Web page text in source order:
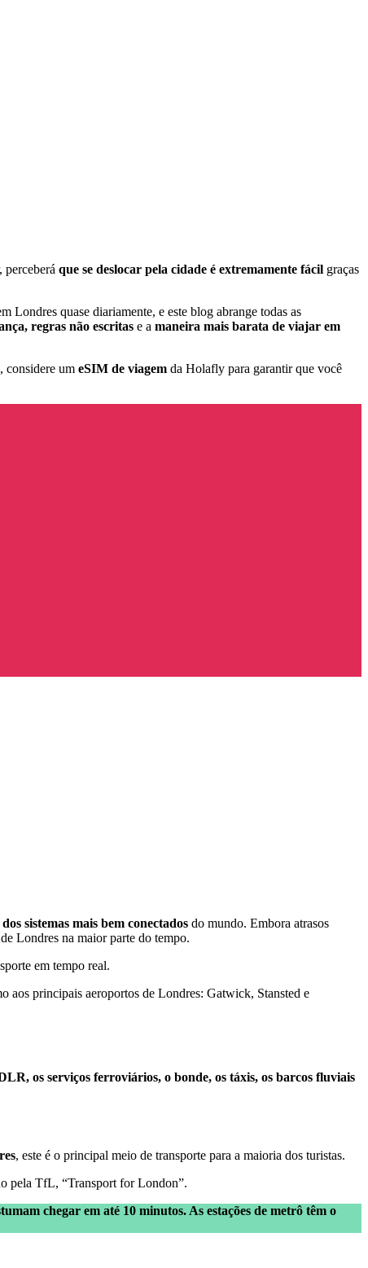
perceberá que se deslocar pela cidade é extremamente fácil graças
Londres quase diariamente, e este blog abrange todas as
regras não escritas e a maneira mais barata de viajar em
considere um eSIM de viagem da Holafly para garantir que você
sistemas mais bem conectados do mundo. Embora atrasos
Londres na maior parte do tempo.
em tempo real.
aos principais aeroportos de Londres: Gatwick, Stansted e
os serviços ferroviários, o bonde, os táxis, os barcos fluviais
, este é o principal meio de transporte para a maioria dos turistas.
pela TfL, “Transport for London”.
chegar em até 10 minutos. As estações de metrô têm o